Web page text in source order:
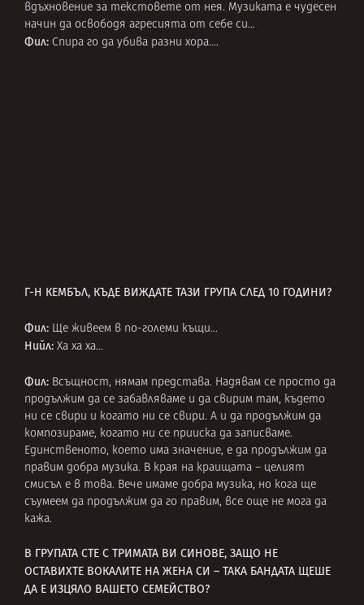
вдъхновение за текстовете от нея. Музиката е чудесен
начин да освободя агресията от себе си…
Фил: Спира го да убива разни хора….
Г-Н КЕМБЪЛ, КЪДЕ ВИЖДАТЕ ТАЗИ ГРУПА СЛЕД 10 ГОДИНИ?
Фил: Ще живеем в по-големи къщи…
Нийл: Ха ха ха…
Фил: Всъщност, нямам представа. Надявам се просто да
продължим да се забавляваме и да свирим там, където
ни се свири и когато ни се свири. А и да продължим да
композираме, когато ни се прииска да записваме.
Единственото, което има значение, е да продължим да
правим добра музика. В края на краищата – целият
смисъл е в това. Вече имаме добра музика, но кога ще
съумеем да продължим да го правим, все още не мога да
кажа.
В ГРУПАТА СТЕ С ТРИМАТА ВИ СИНОВЕ, ЗАЩО НЕ
ОСТАВИХТЕ ВОКАЛИТЕ НА ЖЕНА СИ – ТАКА БАНДАТА ЩЕШЕ
ДА Е ИЗЦЯЛО ВАШЕТО СЕМЕЙСТВО?